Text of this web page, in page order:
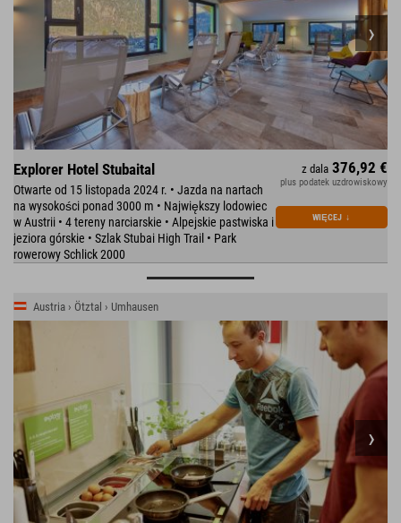
Explorer Hotel Stubaital
Otwarte od 15 listopada 2024 r. • Jazda na nartach
na wysokości ponad 3000 m • Największy lodowiec
w Austrii • 4 tereny narciarskie • Alpejskie pastwiska i
jeziora górskie • Szlak Stubai High Trail • Park
rowerowy Schlick 2000
z dala 376,92 €
plus podatek uzdrowiskowy
WIĘCEJ ↓
Austria › Ötztal › Umhausen